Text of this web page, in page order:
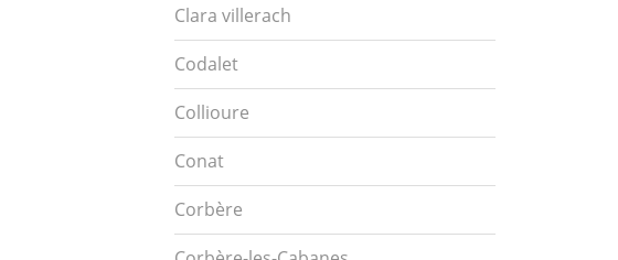
Clara villerach
Codalet
Collioure
Conat
Corbère